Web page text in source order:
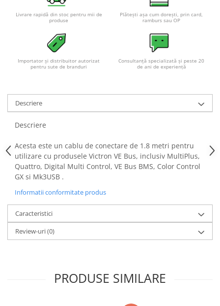
Livrare rapidă din stoc pentru mii de
produse
Plătești așa cum dorești, prin card,
ramburs sau OP
Importator și distribuitor autorizat
pentru sute de branduri
Consultanță specializată și peste 20
de ani de experiență
Descriere
Descriere
Acesta este un cablu de conectare de 1.8 metri pentru
utilizare cu produsele Victron VE Bus, inclusiv MultiPlus,
Quattro, Digital Multi Control, VE Bus BMS, Color Control
GX si Mk3USB .
Informatii conformitate produs
Caracteristici
Review-uri(0)
PRODUSE SIMILARE